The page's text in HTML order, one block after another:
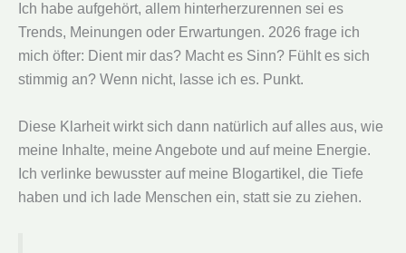
Ich habe aufgehört, allem hinterherzurennen sei es
Trends, Meinungen oder Erwartungen. 2026 frage ich
mich öfter: Dient mir das? Macht es Sinn? Fühlt es sich
stimmig an? Wenn nicht, lasse ich es. Punkt.
Diese Klarheit wirkt sich dann natürlich auf alles aus, wie
meine Inhalte, meine Angebote und auf meine Energie.
Ich verlinke bewusster auf meine Blogartikel, die Tiefe
haben und ich lade Menschen ein, statt sie zu ziehen.